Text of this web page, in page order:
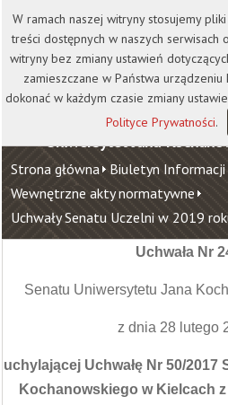
Kontakt Biblioteka
Wirtualna Uczelnia
Uniwersytet Jana
Strona główna Biuletyn Informacji
Wewnętrzne akty normatywne
Uchwały Senatu Uczelni w 2019
Uchwała Nr
Senatu Uniwersytetu Jana
z dnia 28 lutego
uchylającej Uchwałę Nr 50/
Kochanowskiego w Kielcach
W ramach naszej witryny stosujemy
treści dostępnych w naszych serwisach
witryny bez zmiany ustawień
zamieszczane w Państwa
dokonać w każdym czasie zmiany
Polityce Prywatności.